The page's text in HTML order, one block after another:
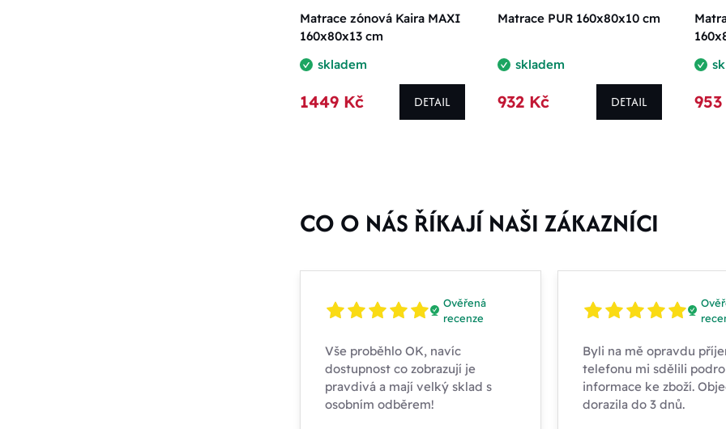
Matrace zónová Kaira MAXI
160x80x13 cm
skladem
1449 Kč DETAIL
Matrace PUR 160x80x10 cm
skladem
932 Kč DETAIL
CO O NÁS ŘÍKAJÍ NAŠI ZÁKAZNÍCI
Ověřená
recenze
Vše proběhlo OK, navíc
dostupnost co zobrazují je
pravdivá a mají velký sklad s
osobním odběrem!
Byli na mě opravdu
telefonu mi sdělili
informace ke zboží.
dorazila do 3 dnů.